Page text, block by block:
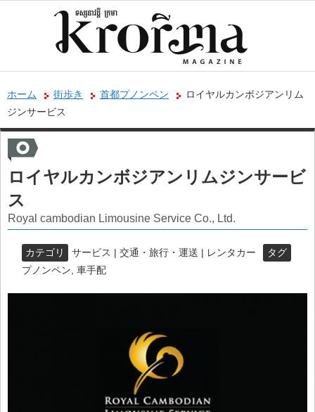
ホーム 街歩き 首都プノンペン
ロイヤルカンボジアンリム
ジンサービス
ロイヤルカンボジアンリムジンサービ
ス
Royal cambodian Limousine Service Co., Ltd.
カテゴリ サービス | 交通・旅行・運送 | レンタカー
タグ
プノンペン 車手配